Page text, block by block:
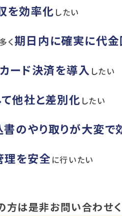
を効率化 したい
く期日内に確実に代
ード決済を導入 したい
他社と差別化 したい
のやり取りが大変で
理を安全 に行いたい
方は是非お問い合わせく